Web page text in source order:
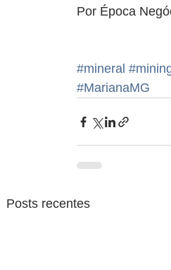
Por Época
#mineral
#MarianaMG
Posts recentes